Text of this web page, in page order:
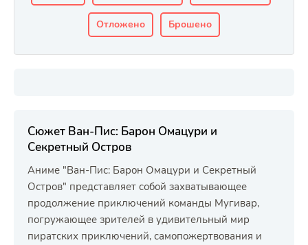
Отложено Брошено
Сюжет Ван-Пис: Барон Омацури и
Секретный Остров
Аниме "Ван-Пис: Барон Омацури и Секретный
Остров" представляет собой захватывающее
продолжение приключений команды Мугивар,
погружающее зрителей в удивительный мир
пиратских приключений, самопожертвования и